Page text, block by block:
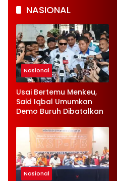
NASIONAL
Nasional
Usai Bertemu Menkeu,
Said Iqbal Umumkan
Demo Buruh Dibatalkan
Nasional